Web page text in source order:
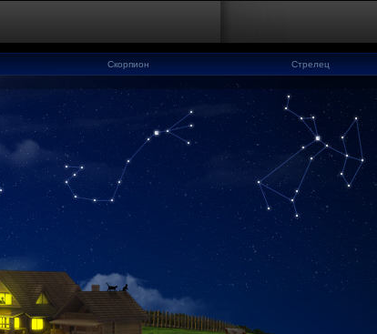
Скорпион Стрелец